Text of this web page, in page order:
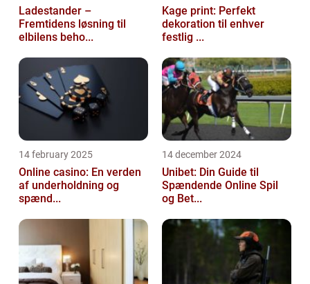
Ladestander –
Fremtidens løsning til
elbilens beho...
Kage print: Perfekt
dekoration til enhver
festlig ...
14 february 2025
Online casino: En verden
af underholdning og
spænd...
14 december 2024
Unibet: Din Guide til
Spændende Online Spil
og Bet...